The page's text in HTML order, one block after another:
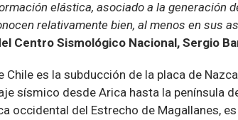
elástica, asociado a la generación
relativamente bien, al menos en sus
Centro Sismológico Nacional, Sergio
es la subducción de la placa de
sísmico desde Arica hasta la península
occidental del Estrecho de Magallanes,